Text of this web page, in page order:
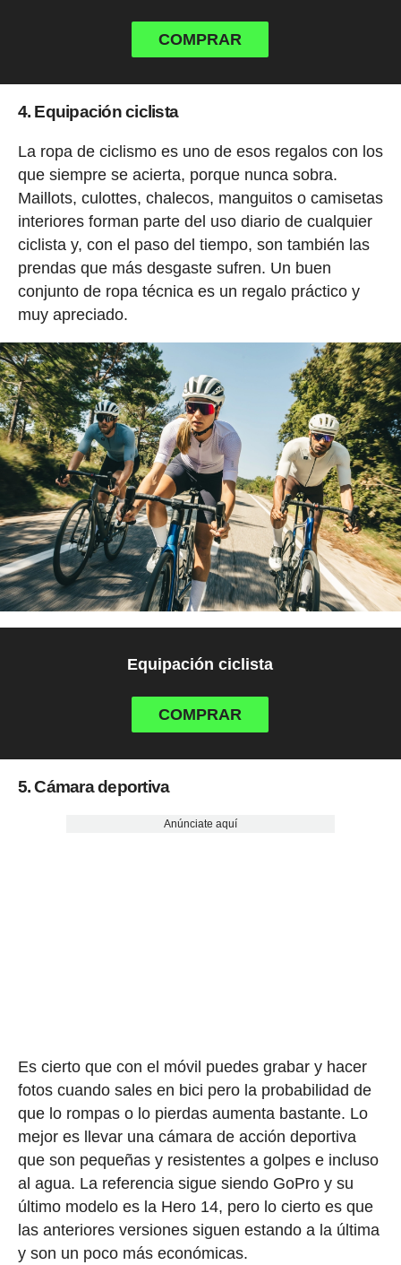
COMPRAR
4. Equipación ciclista
La ropa de ciclismo es uno de esos regalos con los
que siempre se acierta, porque nunca sobra.
Maillots, culottes, chalecos, manguitos o camisetas
interiores forman parte del uso diario de cualquier
ciclista y, con el paso del tiempo, son también las
prendas que más desgaste sufren. Un buen
conjunto de ropa técnica es un regalo práctico y
muy apreciado.
Equipación ciclista
COMPRAR
5. Cámara deportiva
Anúnciate aquí
Es cierto que con el móvil puedes grabar y hacer
fotos cuando sales en bici pero la probabilidad de
que lo rompas o lo pierdas aumenta bastante. Lo
mejor es llevar una cámara de acción deportiva
que son pequeñas y resistentes a golpes e incluso
al agua. La referencia sigue siendo GoPro y su
último modelo es la Hero 14, pero lo cierto es que
las anteriores versiones siguen estando a la última
y son un poco más económicas.